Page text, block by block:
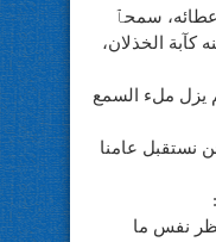
سمحٱ
كآبة الخذلان،
يزل ملء السمع
نستقبل عامنا
نفس ما